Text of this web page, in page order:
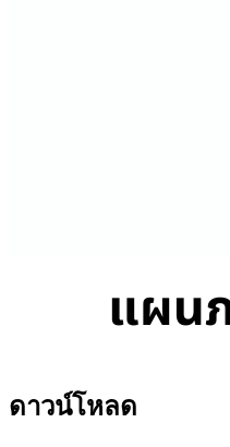
ดาวน์โหลด